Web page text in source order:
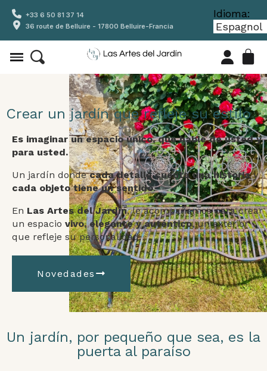
+33 6 50 81 37 14
36 route de Belluire - 17800 Belluire-Francia
Idioma:
Crear un jardín que refleje su estilo
Es imaginar un espacio único, que hable de usted y
para usted.
Un jardín dondecada detalle cuenta una historiay
cada objeto tiene un sentido.
En Las Artes del Jardín, le acompañamos para crear
un espacio vivo, elegante y auténtico, un exterior
que refleje su personalidad.
Novedades
Un jardín, por pequeño que sea, es la
puerta al paraíso